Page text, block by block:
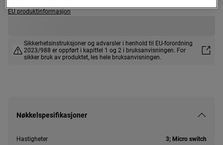
EU produktinformasjon
Sikkerhetsinstruksjoner og advarsler i henhold til EU-forordning
2023/988 er oppført i kapittel 1 og 2 i bruksanvisningen. For
sikker bruk av produktet, les hele bruksanvisningen.
Nøkkelspesifikasjoner
Hastigheter 3; Micro switch